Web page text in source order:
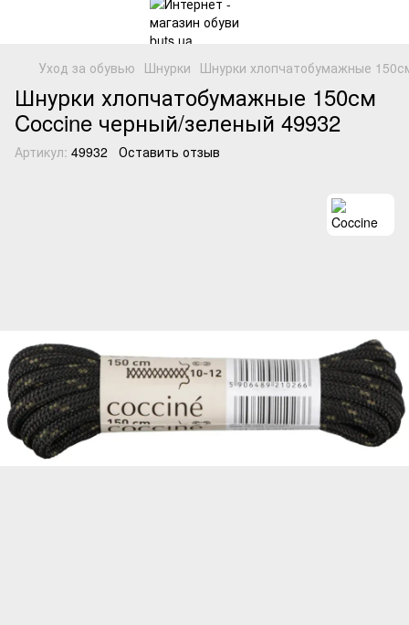
Уход за обувью Шнурки Шнурки хлопчатобумажные
Шнурки хлопчатобумажные 150см
Coccine черный/зеленый 49932
Артикул: 49932 Оставить отзыв